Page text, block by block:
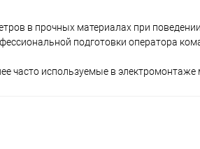
в прочных материалах при
подготовки оператора
часто используемые в